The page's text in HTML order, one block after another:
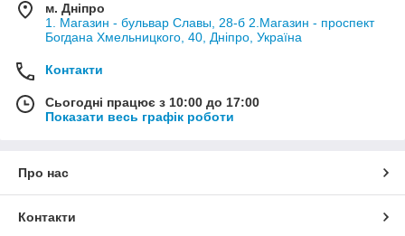
м. Дніпро
1. Магазин - бульвар Славы, 28-б 2.Магазин - проспект
Богдана Хмельницкого, 40, Дніпро, Україна
Контакти
Сьогодні працює з 10:00 до 17:00
Показати весь графік роботи
Про нас
Контакти